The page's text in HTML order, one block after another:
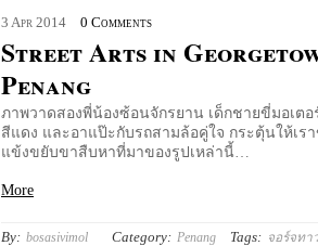
3 Apr 2014 0 Comments
Street Arts in
Penang
ภาพวาดสองพี่น้องซ้อนจักรยาน เด็กชายขี่มอเตอ
สีแดง และอาแป๊ะกับรถสามล้อคู่ใจ กระตุ้นให้เร
แข้งขยับขาสืบหาที่มาของรูปเหล่านี้…
More
By: bosasivimol Category: Penang Tags: จอร์จทา